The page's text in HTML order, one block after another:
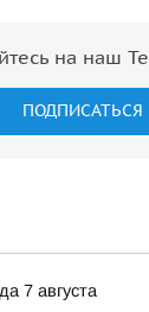
на наш
ПОДПИСАТЬСЯ
7 августа